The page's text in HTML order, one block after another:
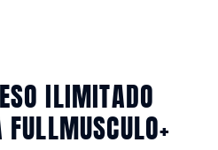
ILIMITADO